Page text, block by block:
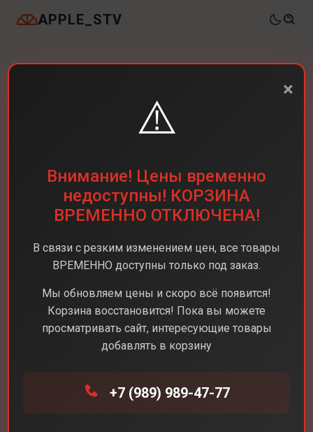
APPLE_STV
Смартфоны iPhone 16 Pro
×
⚠️
Внимание! Цены временно
недоступны! КОРЗИНА
ВРЕМЕННО ОТКЛЮЧЕНА!
В связи с резким изменением цен, все товары
ВРЕМЕННО доступны только под заказ.
Мы обновляем цены и скоро всё появится!
Корзина восстановится! Пока вы можете
просматривать сайт, интересующие товары
добавлять в корзину
+7 (989) 989-47-77